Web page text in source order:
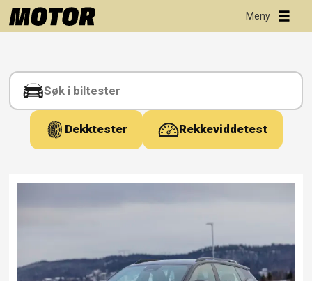
Tag:
girvelger
Dekktester Rekkeviddetest